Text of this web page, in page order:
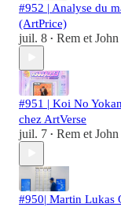
#952 | Analyse du
(ArtPrice)
juil. 8 • Rem et John
#951 | Koi No
chez ArtVerse
juil. 7 • Rem et John
#950| Martin Lukas